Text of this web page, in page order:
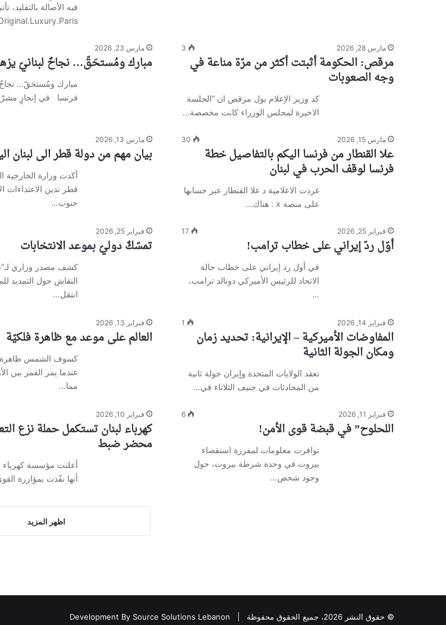
فيه الأصالة بالتقليد،
مارس 28, 2026 3
مرقص: الحكومة أثبتت أكثر من مرّة مناعة في
وجه الصعوبات
كد وزير الإعلام بول مرقص ان “الجلسة
الاخيرة لمجلس الوزراء كانت مخصصة…
مارس 23, 2026
مبارك ومُستحَقّ… نجاحٌ لبنانيّ
مبارك ومُستحَقّ… نجاحٌ
فرنسا في إنجازٍ
مارس 15, 2026 30
علا القنطار من فرنسا اليكم بالتفاصيل خطة
فرنسا لوقف الحرب في لبنان
غردت الاعلامية د علا القنطار عبر حسابها
على منصة x : هناك…
مارس 13, 2026
بيان مهم من دولة قطر الى لبنان
أكدت وزارة الخارجية
قطر تدين الاعتداءات
جنوب…
فبراير 25, 2026 17
أوّل ردّ إيراني على خطاب ترامب!
في أول رد إيراني على خطاب حالة
الاتحاد للرئيس الأميركي دونالد ترامب،
…
فبراير 25, 2026
تمسّكٌ دوليّ بموعد الانتخابات
كشف مصدر وزاري
النقاش حول التمديد
انتقل…
فبراير 14, 2026 1
المفاوضات الأميركية – الإيرانية: تحديد زمان
ومكان الجولة الثانية
تعقد الولايات المتحدة وإيران جولة ثانية
من المحادثات في جنيف الثلاثاء في…
فبراير 13, 2026
العالم على موعد مع ظاهرة فلكيّة
كسوف الشمس ظاهرة
عندما يمر القمر بين
مما…
فبراير 11, 2026 6
اللحلوح” في قبضة قوى الأمن!
توافرت معلومات لمفرزة استقصاء
بيروت في وحدة شرطة بيروت، حول
وجود شخص…
فبراير 10, 2026
محضر ضبط
أعلنت مؤسسة كهرباء
أنها نفّذت بمؤازرة
اظهر المزيد
© حقوق النشر 2026، جميع الحقوق محفوظة | Development By Source Solutions Lebanon